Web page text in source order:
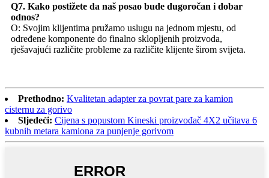
Q7. Kako postižete da naš posao bude dugoročan i dobar
odnos?
O: Svojim klijentima pružamo uslugu na jednom mjestu, od
određene komponente do finalno sklopljenih proizvoda,
rješavajući različite probleme za različite klijente širom svijeta.
Prethodno: Kvalitetan adapter za povrat pare za kamion
cisternu za gorivo
Sljedeći: Cijena s popustom Kineski proizvođač 4X2 učitava 6
kubnih metara kamiona za punjenje gorivom